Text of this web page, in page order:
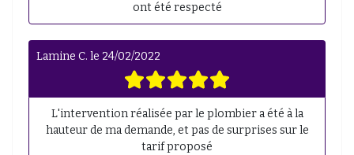
ont été respecté
Lamine C. le 24/02/2022
L'intervention réalisée par le plombier a été à la
hauteur de ma demande, et pas de surprises sur le
tarif proposé